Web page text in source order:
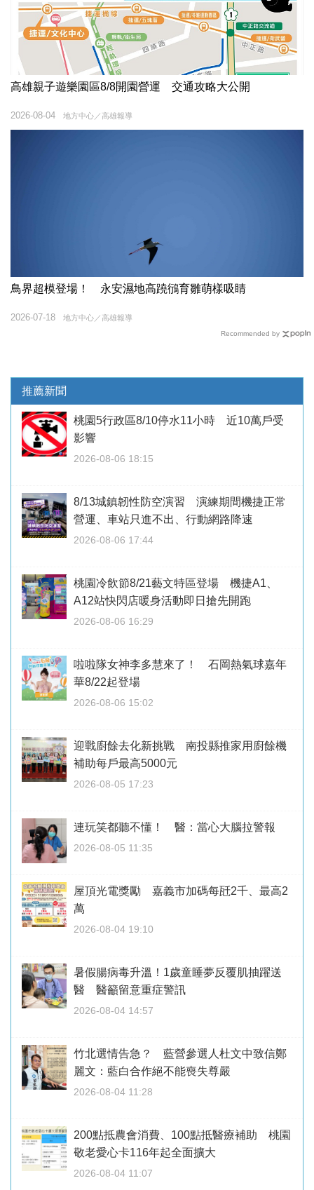
高雄親子遊樂園區8/8開園營運 交通攻略大公開
地方中心／高雄報導
2026-08-04
鳥界超模登場！ 永安濕地高蹺鴴育雛萌樣吸睛
地方中心／高雄報導
2026-07-18
Recommended by
推薦新聞
桃園5行政區8/10停水11小時 近10萬戶受
影響
2026-08-06 18:15
8/13城鎮韌性防空演習 演練期間機捷正常
營運、車站只進不出、行動網路降速
2026-08-06 17:44
桃園冷飲節8/21藝文特區登場 機捷A1、
A12站快閃店暖身活動即日搶先開跑
2026-08-06 16:29
啦啦隊女神李多慧來了！ 石岡熱氣球嘉年
華8/22起登場
2026-08-06 15:02
迎戰廚餘去化新挑戰 南投縣推家用廚餘機
補助每戶最高5000元
2026-08-05 17:23
連玩笑都聽不懂！ 醫：當心大腦拉警報
2026-08-05 11:35
屋頂光電獎勵 嘉義市加碼每瓩2千、最高2
萬
2026-08-04 19:10
暑假腸病毒升溫！1歲童睡夢反覆肌抽躍送
醫 醫籲留意重症警訊
2026-08-04 14:57
竹北選情告急？ 藍營參選人杜文中致信鄭
麗文：藍白合作絕不能喪失尊嚴
2026-08-04 11:28
200點抵農會消費、100點抵醫療補助 桃園
敬老愛心卡116年起全面擴大
2026-08-04 11:07